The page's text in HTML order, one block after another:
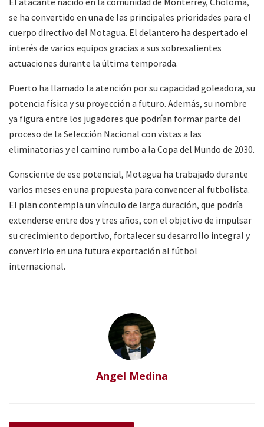
se ha convertido en una de las principales prioridades para el
cuerpo directivo del Motagua. El delantero ha despertado el
interés de varios equipos gracias a sus sobresalientes
actuaciones durante la última temporada.
Puerto ha llamado la atención por su capacidad goleadora, su
potencia física y su proyección a futuro. Además, su nombre
ya figura entre los jugadores que podrían formar parte del
proceso de la Selección Nacional con vistas a las
eliminatorias y el camino rumbo a la Copa del Mundo de 2030.
Consciente de ese potencial, Motagua ha trabajado durante
varios meses en una propuesta para convencer al futbolista.
El plan contempla un vínculo de larga duración, que podría
extenderse entre dos y tres años, con el objetivo de impulsar
su crecimiento deportivo, fortalecer su desarrollo integral y
convertirlo en una futura exportación al fútbol
internacional.
Angel Medina